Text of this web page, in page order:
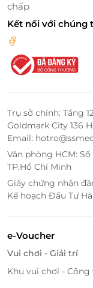
Không gian
nghiệp
Khách sạn có bãi
yên tĩnh và dịch
Ngoài ra, đội ngũ
du khách bất kỳ
chấp
Kết nối với chúng
Trụ sở chính: Tầng
Goldmark City 136
Email:
Văn phòng HCM:
TP.Hồ Chí Minh
Giấy chứng nhận
Kế hoạch Đầu Tư
e-Voucher
Vui chơi - Giải trí
Khu vui chơi - Công